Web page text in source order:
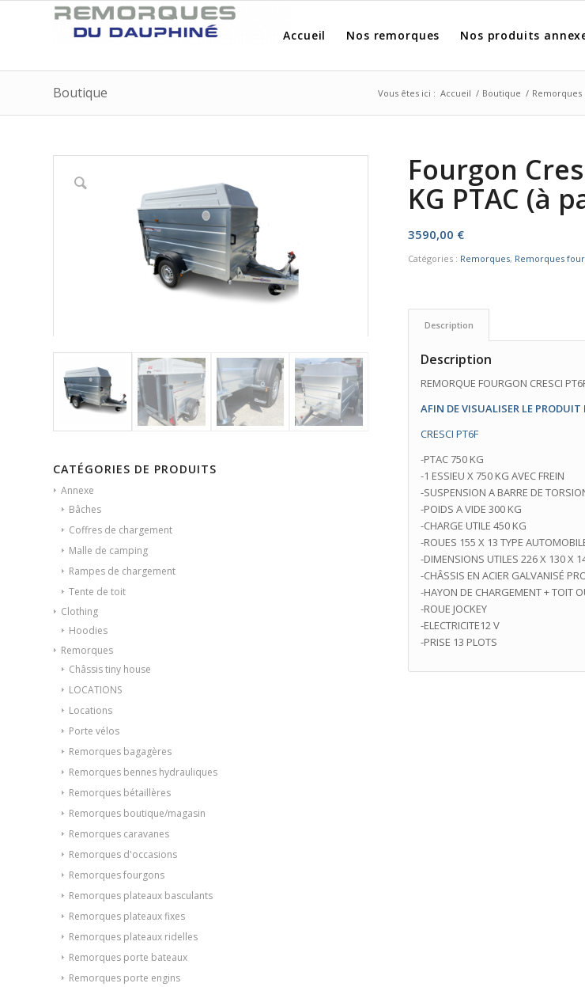
Accueil Nos remorques Nos produits
Boutique Vous êtes ici : Accueil / Boutique / Remorques
CATÉGORIES DE PRODUITS
Annexe
Bâches
Coffres de chargement
Malle de camping
Rampes de chargement
Tente de toit
Clothing
Hoodies
Remorques
Châssis tiny house
LOCATIONS
Locations
Porte vélos
Remorques bagagères
Remorques bennes hydrauliques
Remorques bétaillères
Remorques boutique/magasin
Remorques caravanes
Remorques d'occasions
Remorques fourgons
Remorques plateaux basculants
Remorques plateaux fixes
Remorques plateaux ridelles
Remorques porte bateaux
Remorques porte engins
Fourgon
KG PTAC (à
3590,00 €
Catégories : Remorques, Remorques
Description
Description
REMORQUE FOURGON CRESCI
AFIN DE VISUALISER LE
CRESCI PT6F
-PTAC 750 KG
-1 ESSIEU X 750 KG AVEC FREIN
-SUSPENSION A BARRE DE
-POIDS A VIDE 300 KG
-CHARGE UTILE 450 KG
-ROUES 155 X 13 TYPE
-DIMENSIONS UTILES 226 X 130 X
-CHÂSSIS EN ACIER GALVANISÉ
-HAYON DE CHARGEMENT + TOIT
-ROUE JOCKEY
-ELECTRICITE12 V
-PRISE 13 PLOTS